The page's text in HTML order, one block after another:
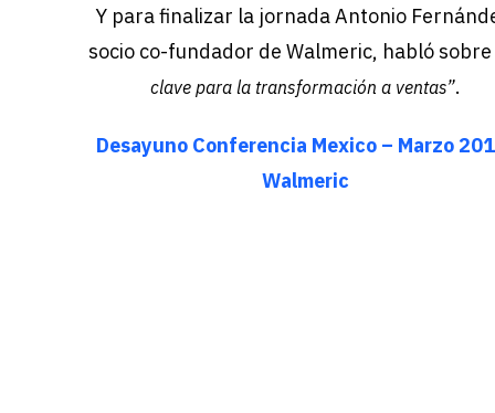
Y para finalizar la jornada Antonio
socio co-fundador de Walmeric, habló sobre
clave para la transformación a ventas”.
Desayuno Conferencia Mexico – Marzo
Walmeric